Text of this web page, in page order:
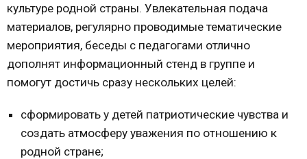
культуре родной страны. Увлекательная подача
материалов, регулярно проводимые тематические
мероприятия, беседы с педагогами отлично
дополнят информационный стенд в группе и
помогут достичь сразу нескольких целей:
сформировать у детей патриотические чувства и
создать атмосферу уважения по отношению к
родной стране;